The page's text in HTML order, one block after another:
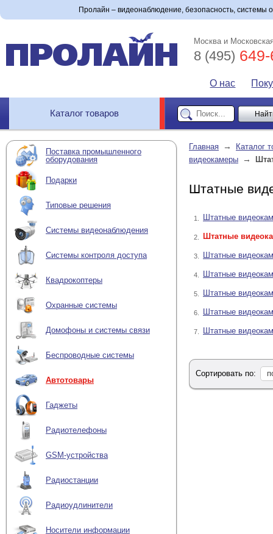
Пролайн – видеонаблюдение, безопасность,
Москва и
8 (495)
О нас
Каталог товаров
Поставка промышленного
оборудования
Подарки
Типовые решения
Системы видеонаблюдения
Системы контроля доступа
Квадрокоптеры
Охранные системы
Домофоны и системы связи
Беспроводные системы
Автотовары
Гаджеты
Радиотелефоны
GSM-устройства
Радиостанции
Радиоудлинители
Носители информации
Главная →
Каталог
видеокамеры →
Штатные
1. Штатные
2. Штатные
3. Штатные
4. Штатные
5. Штатные
6. Штатные
7. Штатные
Сортировать по: